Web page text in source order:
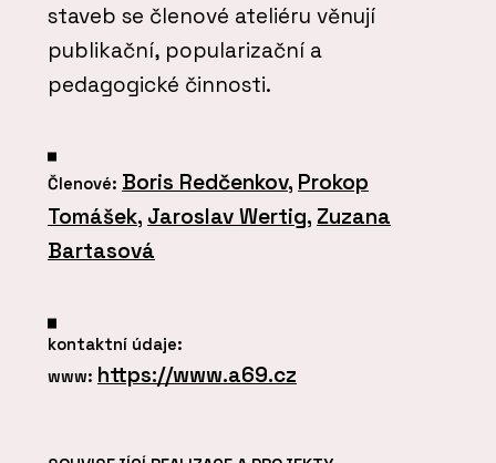
staveb se členové ateliéru věnují
publikační, popularizační a
pedagogické činnosti.
Členové: Boris Redčenkov, Prokop
Tomášek, Jaroslav Wertig, Zuzana
Bartasová
kontaktní údaje:
www: https://www.a69.cz